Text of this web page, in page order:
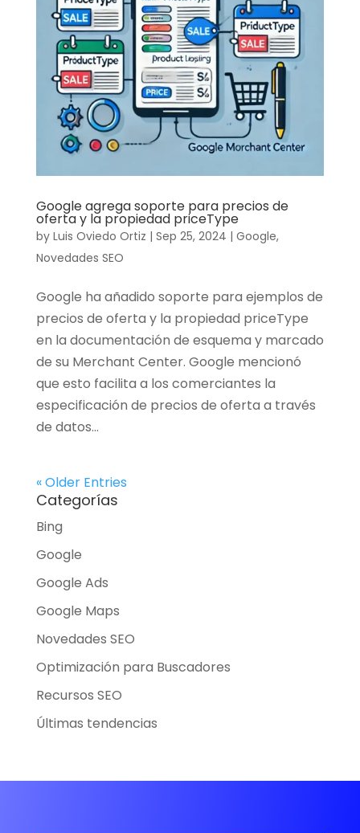
Google agrega soporte para precios de
oferta y la propiedad priceType
by Luis Oviedo Ortiz | Sep 25, 2024 | Google,
Novedades SEO
Google ha añadido soporte para ejemplos de
precios de oferta y la propiedad priceType
en la documentación de esquema y marcado
de su Merchant Center. Google mencionó
que esto facilita a los comerciantes la
especificación de precios de oferta a través
de datos...
« Older Entries
Categorías
Bing
Google
Google Ads
Google Maps
Novedades SEO
Optimización para Buscadores
Recursos SEO
Últimas tendencias